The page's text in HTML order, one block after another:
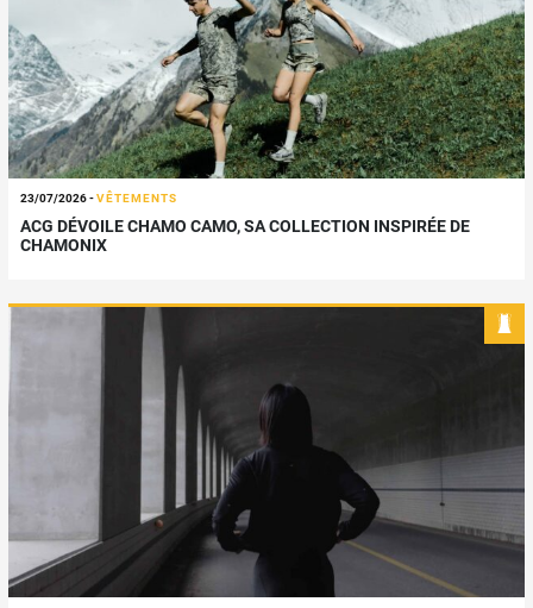
23/07/2026-VÊTEMENTS
ACG DÉVOILE CHAMO CAMO, SA COLLECTION INSPIRÉE DE
CHAMONIX